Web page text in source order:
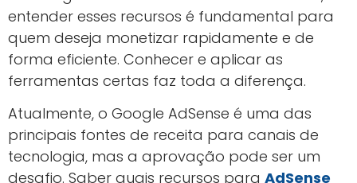
entender esses recursos é fundamental para
quem deseja monetizar rapidamente e de
forma eficiente. Conhecer e aplicar as
ferramentas certas faz toda a diferença.
Atualmente, o Google AdSense é uma das
principais fontes de receita para canais de
tecnologia, mas a aprovação pode ser um
desafio. Saber quais recursos para AdSense